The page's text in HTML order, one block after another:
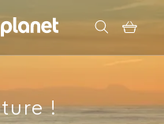
!